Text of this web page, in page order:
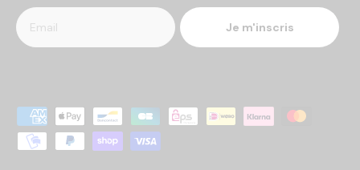
Je m'inscris
Moyens de paiement acceptés